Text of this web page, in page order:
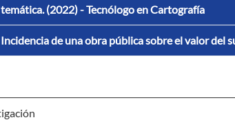
temática. (2022) - Tecnólogo en Cartografía
Incidencia de una obra pública sobre el valor